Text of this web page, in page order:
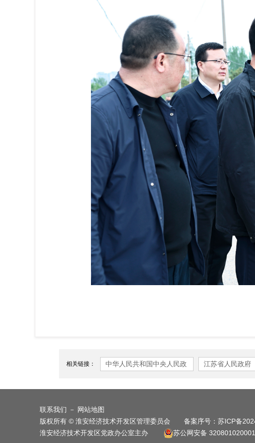
相关链接：
中华人民共和国中央人民政
江苏省人民政府
联系我们 －
网站地图
版权所有 © 淮安经济技术开发区管理委员会 备案序号： 苏ICP备
淮安经济技术开发区党政办公室主办
苏公网安备